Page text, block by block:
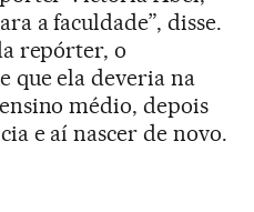
a faculdade”, disse.
repórter, o
que ela deveria na
médio, depois
e aí nascer de novo.